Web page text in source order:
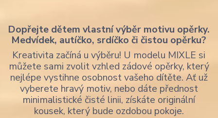
Dopřejte dětem vlastní výběr motivu opěrky.
Medvídek, autíčko, srdíčko či čistou opěrku?
Kreativita začíná u výběru! U modelu MIXLE si
můžete sami zvolit vzhled zádové opěrky, který
nejlépe vystihne osobnost vašeho dítěte. Ať už
vyberete hravý motiv, nebo dáte přednost
minimalistické čisté linii, získáte originální
kousek, který bude ozdobou pokoje.